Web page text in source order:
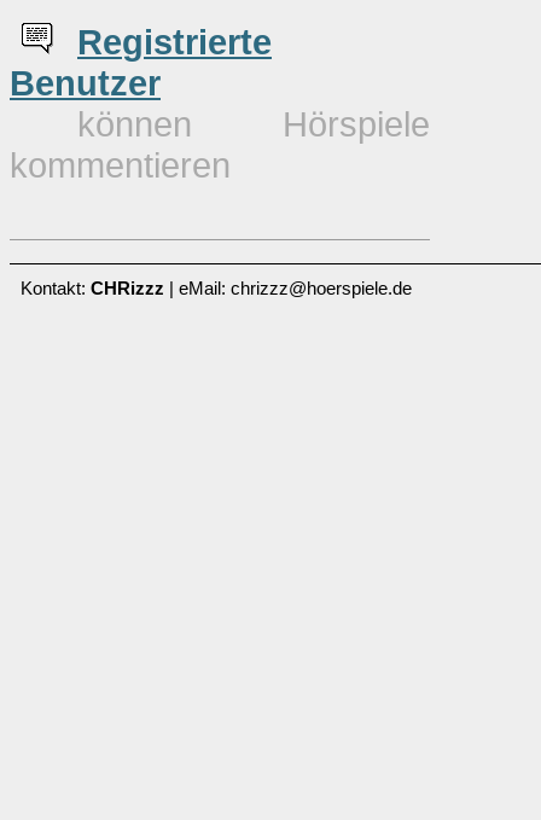
Registrierte
Benutzer
können Hörspiele
kommentieren
Kontakt: CHRizzz | eMail: chrizzz@hoerspiele.de